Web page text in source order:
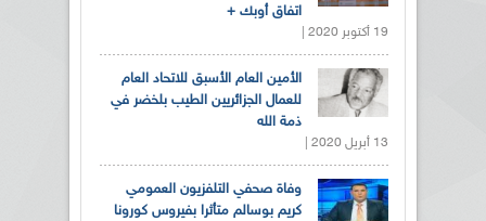
اتفاق أوبك +
19 أكتوبر 2020 |
الأمين العام الأسبق للاتحاد العام
للعمال الجزائريين الطيب بلخضر في
ذمة الله
13 أبريل 2020 |
وفاة صحفي التلفزيون العمومي
كريم بوسالم متأثرا بفيروس كورونا